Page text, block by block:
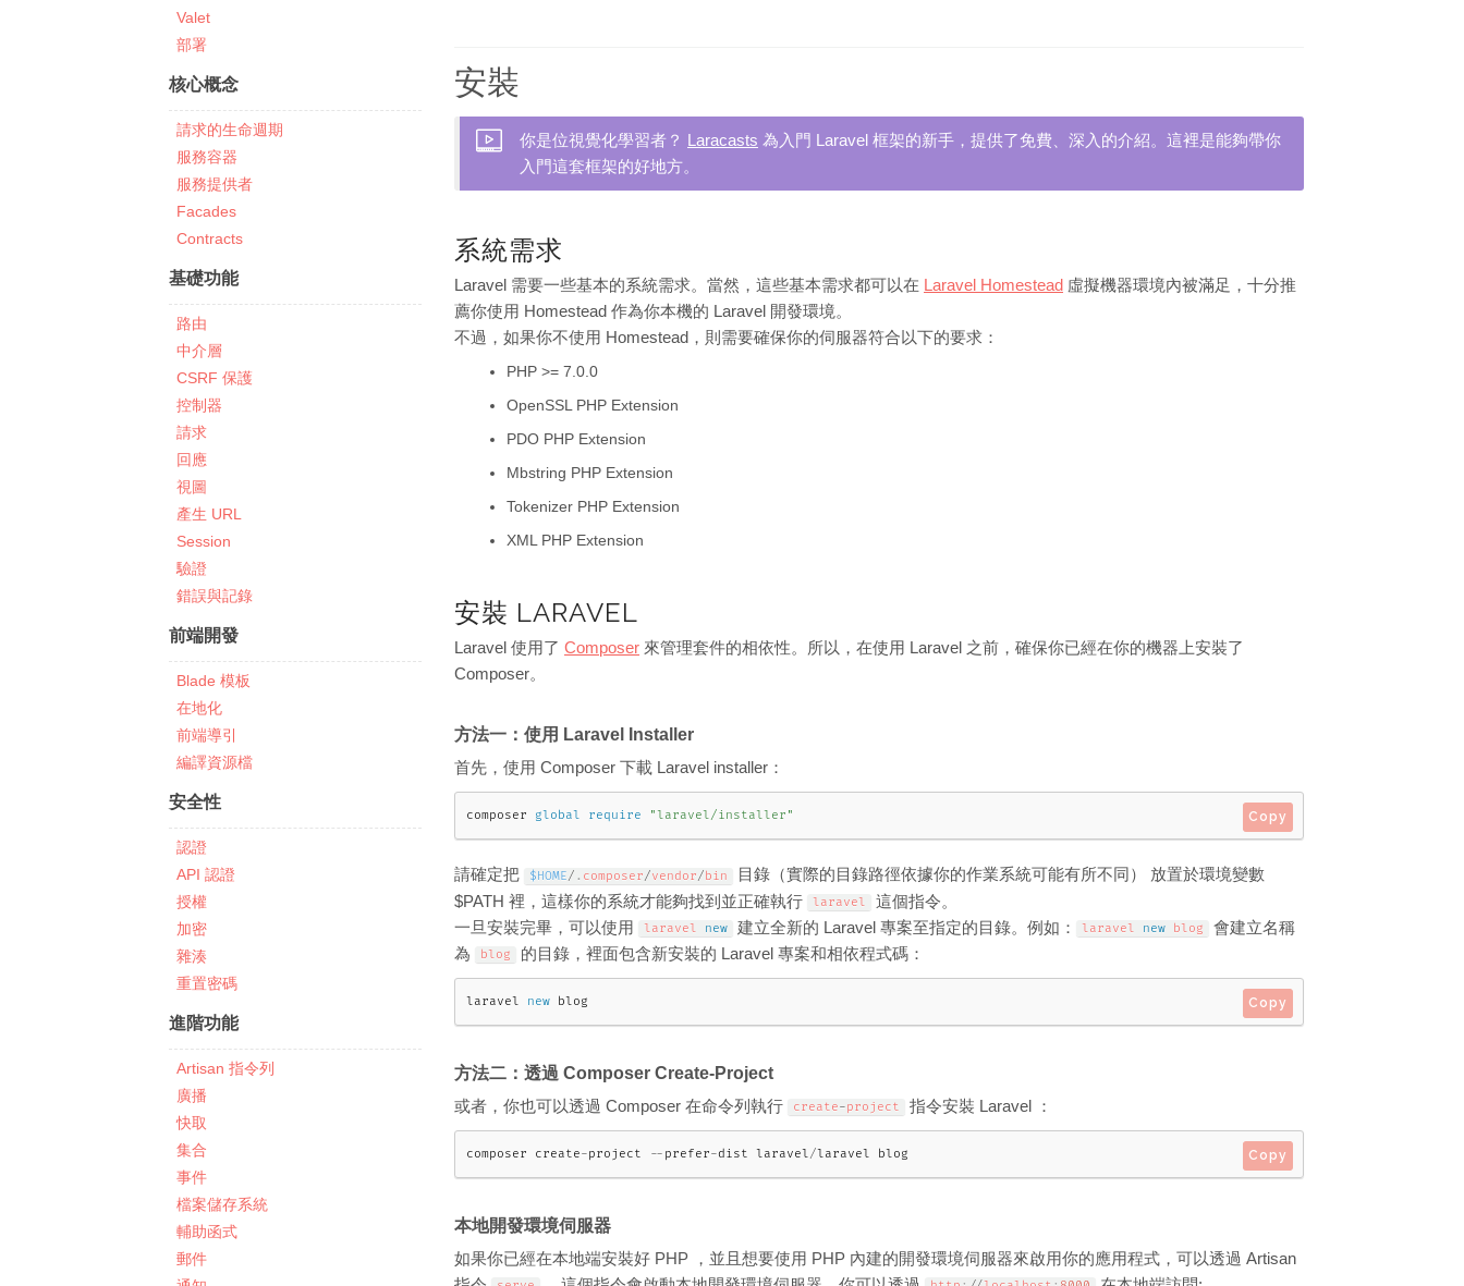
Valet
部署
核心概念
請求的生命週期
服務容器
服務提供者
Facades
Contracts
基礎功能
路由
中介層
CSRF 保護
控制器
請求
回應
視圖
產生 URL
Session
驗證
錯誤與記錄
前端開發
Blade 模板
在地化
前端導引
編譯資源檔
安全性
認證
API 認證
授權
加密
雜湊
重置密碼
進階功能
Artisan 指令列
廣播
快取
集合
事件
檔案儲存系統
輔助函式
郵件
安裝
你是位視覺化學習者？ Laracasts 為入門 Laravel 框架的新手，提供了免費、深入的介紹。這裡是能夠帶你
入門這套框架的好地方。
系統需求
Laravel 需要一些基本的系統需求。當然，這些基本需求都可以在 Laravel Homestead 虛擬機器環境內被滿足，十分推
薦你使用 Homestead 作為你本機的 Laravel 開發環境。
不過，如果你不使用 Homestead，則需要確保你的伺服器符合以下的要求：
PHP >= 7.0.0
OpenSSL PHP Extension
PDO PHP Extension
Mbstring PHP Extension
Tokenizer PHP Extension
XML PHP Extension
安裝 LARAVEL
Laravel 使用了 Composer 來管理套件的相依性。所以，在使用 Laravel 之前，確保你已經在你的機器上安裝了
Composer。
方法一：使用 Laravel Installer
首先，使用 Composer 下載 Laravel installer：
composer global require "laravel/installer" Copy
請確定把 $HOME/ . composer/vendor/bin
目錄（實際的目錄路徑依據你的作業系統可能有所不同） 放置於環境變數
$PATH 裡，這樣你的系統才能夠找到並正確執行
laravel
這個指令。
一旦安裝完畢，可以使用
laravel new 建立全新的 Laravel 專案至指定的目錄。例如： laravel new blog
會建立名稱
為
blog 的目錄，裡面包含新安裝的 Laravel 專案和相依程式碼：
laravel new blog Copy
方法二：透過 Composer Create-Project
或者，你也可以透過 Composer 在命令列執行 create-project 指令安裝 Laravel ：
composer create-project -- prefer-dist laravel/laravel blog Copy
本地開發環境伺服器
如果你已經在本地端安裝好 PHP ，並且想要使用 PHP 內建的開發環境伺服器來啟用你的應用程式，可以透過 Artisan